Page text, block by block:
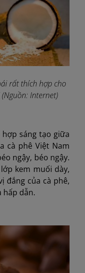
rất thích hợp cho
Internet)
sáng tạo giữa
cà phê Việt Nam
ngậy, béo ngậy.
kem muối dày,
đắng của cà phê,
hấp dẫn.